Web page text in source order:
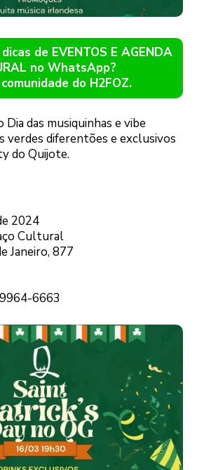
de EVENTOS E AGENDA
no WhatsApp?
do H2FOZ.
das musiquinhas e vibe
verdes diferentões e exclusivos
do Quijote.
2024
Cultural
Janeiro, 877
6663